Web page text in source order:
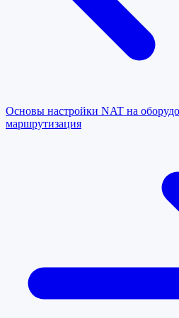
Основы настройки NAT на
маршрутизация